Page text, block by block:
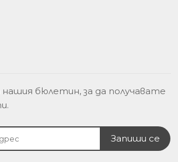
бюлетин, за да получавате